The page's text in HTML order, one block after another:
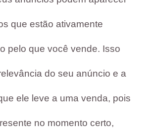
que estão ativamente
pelo que você vende. Isso
do seu anúncio e a
ele leve a uma venda, pois
no momento certo,